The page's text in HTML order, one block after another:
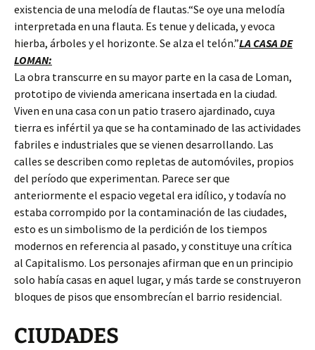
existencia de una melodía de flautas.“Se oye una melodía
interpretada en una flauta. Es tenue y delicada, y evoca
hierba, árboles y el horizonte. Se alza el telón.”LA CASA DE
LOMAN:
La obra transcurre en su mayor parte en la casa de Loman,
prototipo de vivienda americana insertada en la ciudad.
Viven en una casa con un patio trasero ajardinado, cuya
tierra es infértil ya que se ha contaminado de las actividades
fabriles e industriales que se vienen desarrollando. Las
calles se describen como repletas de automóviles, propios
del período que experimentan. Parece ser que
anteriormente el espacio vegetal era idílico, y todavía no
estaba corrompido por la contaminación de las ciudades,
esto es un simbolismo de la perdición de los tiempos
modernos en referencia al pasado, y constituye una crítica
al Capitalismo. Los personajes afirman que en un principio
solo había casas en aquel lugar, y más tarde se construyeron
bloques de pisos que ensombrecían el barrio residencial.
CIUDADES